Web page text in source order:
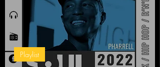
Playlist